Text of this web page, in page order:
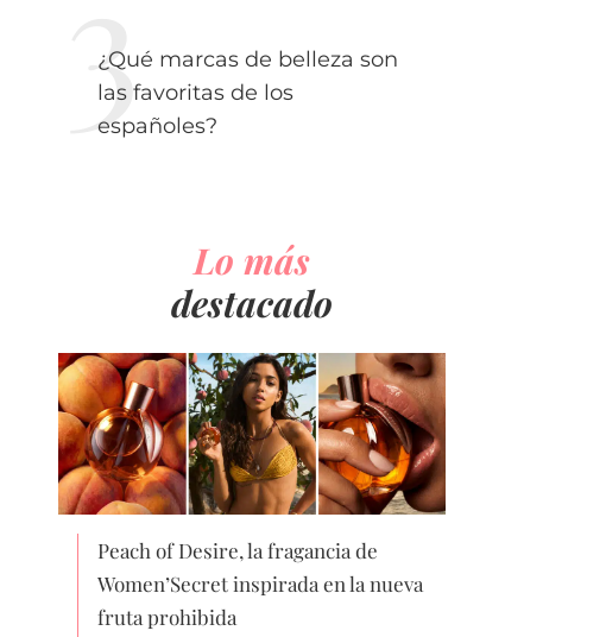
¿Qué marcas de belleza son
las favoritas de los
españoles?
Lo más
destacado
Peach of Desire, la fragancia de
Women’Secret inspirada en la nueva
fruta prohibida